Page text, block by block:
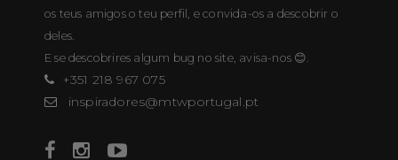
os teus amigos o teu perfil, e convida-os a descobrir o
deles.
E se descobrires algum bug no site, avisa-nos 😊.
+351 218 967 075
inspiradores@mtwportugal.pt